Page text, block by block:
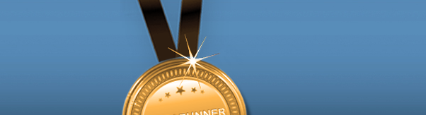
Blog Ultrarunner Team